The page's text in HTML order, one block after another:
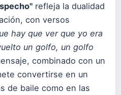
refleja la dualidad
con versos
hay que ver que yo era
un golfo, un golfo
combinado con un
convertirse en un
de baile como en las